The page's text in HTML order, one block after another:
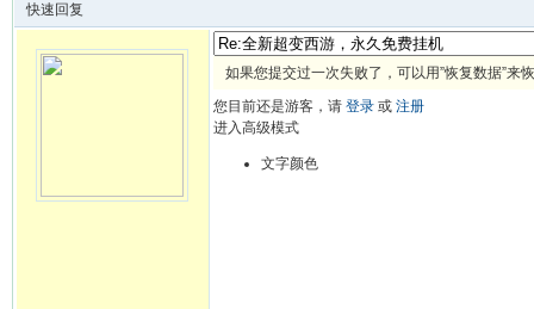
快速回复
如果您提交过一次失败了，可以用”恢复数据”来
您目前还是游客，请 登录 或 注册
进入高级模式
文字颜色